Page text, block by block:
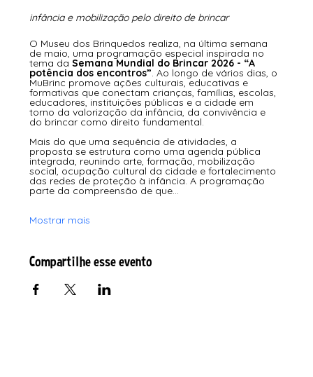
infância e mobilização pelo direito de brincar
O Museu dos Brinquedos realiza, na última semana
de maio, uma programação especial inspirada no
tema da Semana Mundial do Brincar 2026 - “A
potência dos encontros”. Ao longo de vários dias, o
MuBrinc promove ações culturais, educativas e
formativas que conectam crianças, famílias, escolas,
educadores, instituições públicas e a cidade em
torno da valorização da infância, da convivência e
do brincar como direito fundamental.
Mais do que uma sequência de atividades, a
proposta se estrutura como uma agenda pública
integrada, reunindo arte, formação, mobilização
social, ocupação cultural da cidade e fortalecimento
das redes de proteção à infância. A programação
parte da compreensão de que…
Mostrar mais
Compartilhe esse evento